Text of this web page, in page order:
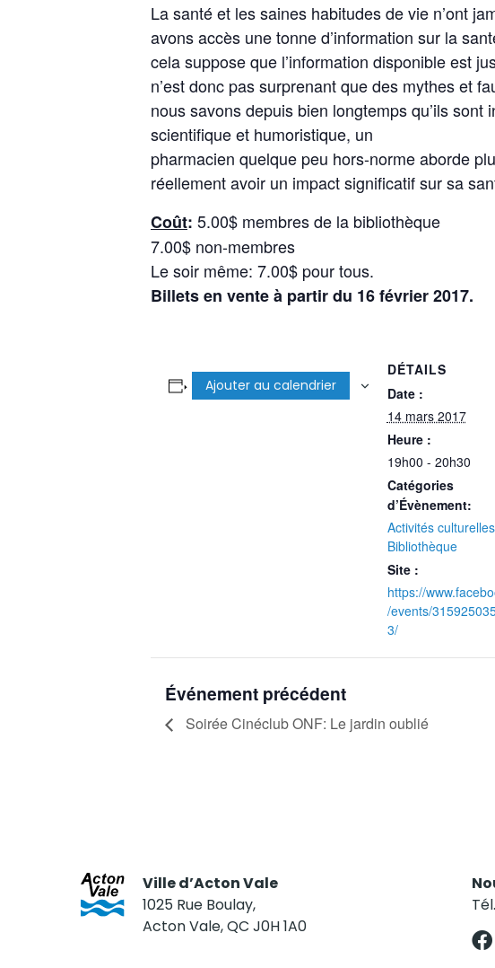
La santé et les saines habitudes de vie n’ont
avons accès une tonne d’information sur la
cela suppose que l’information disponible est
n’est donc pas surprenant que des mythes et
nous savons depuis bien longtemps qu’ils
scientifique et humoristique, un
pharmacien quelque peu hors-norme aborde
réellement avoir un impact significatif sur sa
Coût: 5.00$ membres de la bibliothèque
7.00$ non-membres
Le soir même: 7.00$ pour tous.
Billets en vente à partir du 16 février 2017.
Ajouter au calendrier
DÉTAILS
Date :
14 mars 2017
Heure :
19h00 - 20h30
Catégories
d’Évènement:
Activités culturelles
Bibliothèque
Site :
https://
/events/
3/
Événement précédent
Soirée Cinéclub ONF: Le jardin oublié
Ville d’Acton Vale
1025 Rue Boulay,
Acton Vale, QC J0H 1A0